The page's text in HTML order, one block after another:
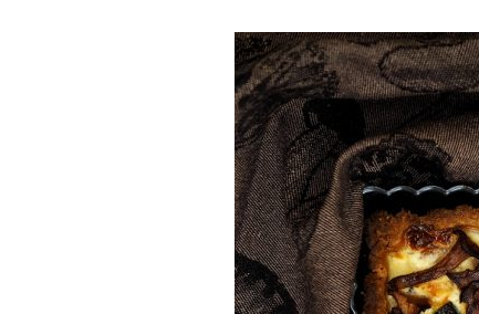
Munakkaat
Pastat
Pizzat
Risotot
Salaatit
Sienet